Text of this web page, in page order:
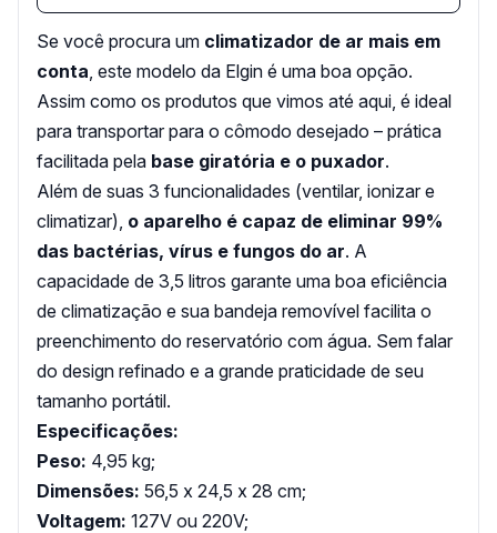
Se você procura um climatizador de ar mais em
conta , este modelo da Elgin é uma boa opção.
Assim como os produtos que vimos até aqui, é ideal
para transportar para o cômodo desejado – prática
facilitada pela base giratória e o puxador.
Além de suas 3 funcionalidades (ventilar, ionizar e
climatizar), o aparelho é capaz de eliminar 99%
das bactérias, vírus e fungos do ar. A
capacidade de 3,5 litros garante uma boa eficiência
de climatização e sua bandeja removível facilita o
preenchimento do reservatório com água. Sem falar
do design refinado e a grande praticidade de seu
tamanho portátil.
Especificações:
Peso: 4,95 kg;
Dimensões: 56,5 x 24,5 x 28 cm;
Voltagem: 127V ou 220V;